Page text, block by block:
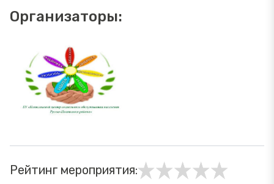
Организаторы:
Рейтинг мероприятия: